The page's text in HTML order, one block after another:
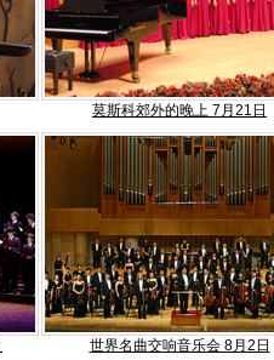
莫斯科郊外的晚上 7月21日
世界名曲交响音乐会 8月2日